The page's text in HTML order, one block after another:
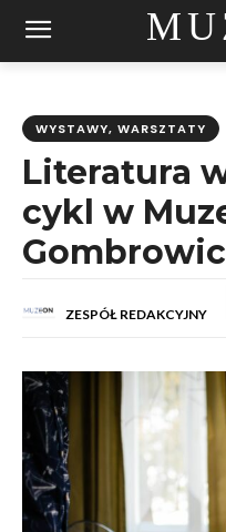
WYSTAWY, WARSZTATY
Literatura
cykl w
ZESPÓŁ REDAKCYJNY